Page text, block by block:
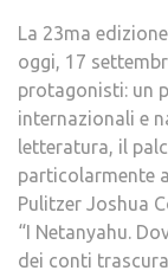
La 23ma
oggi, 17
protagonisti: un
internazionali e
letteratura, il
particolarmente
Pulitzer Joshua
“I Netanyahu.
dei conti